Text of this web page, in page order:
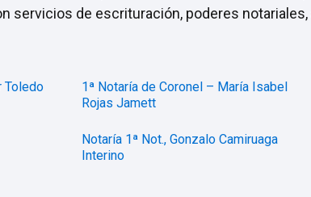
servicios de escrituración, poderes
Toledo
1ª Notaría de Coronel – María Isabel
Rojas Jamett
Notaría 1ª Not., Gonzalo Camiruaga
Interino